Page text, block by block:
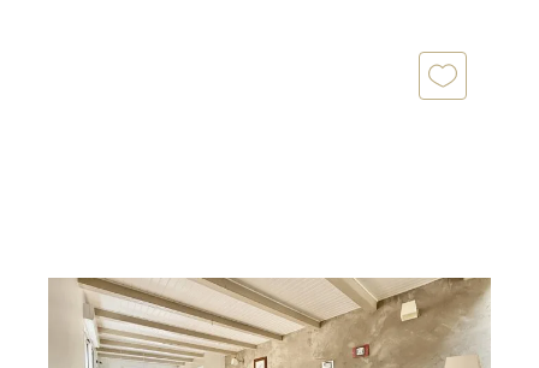
LA ROCHELLE 17
120 m2, 4 pièces
Ref : 18513